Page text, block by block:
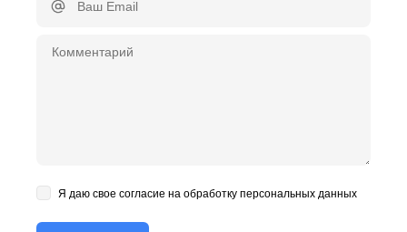
Я даю свое согласие на обработку персональных данных